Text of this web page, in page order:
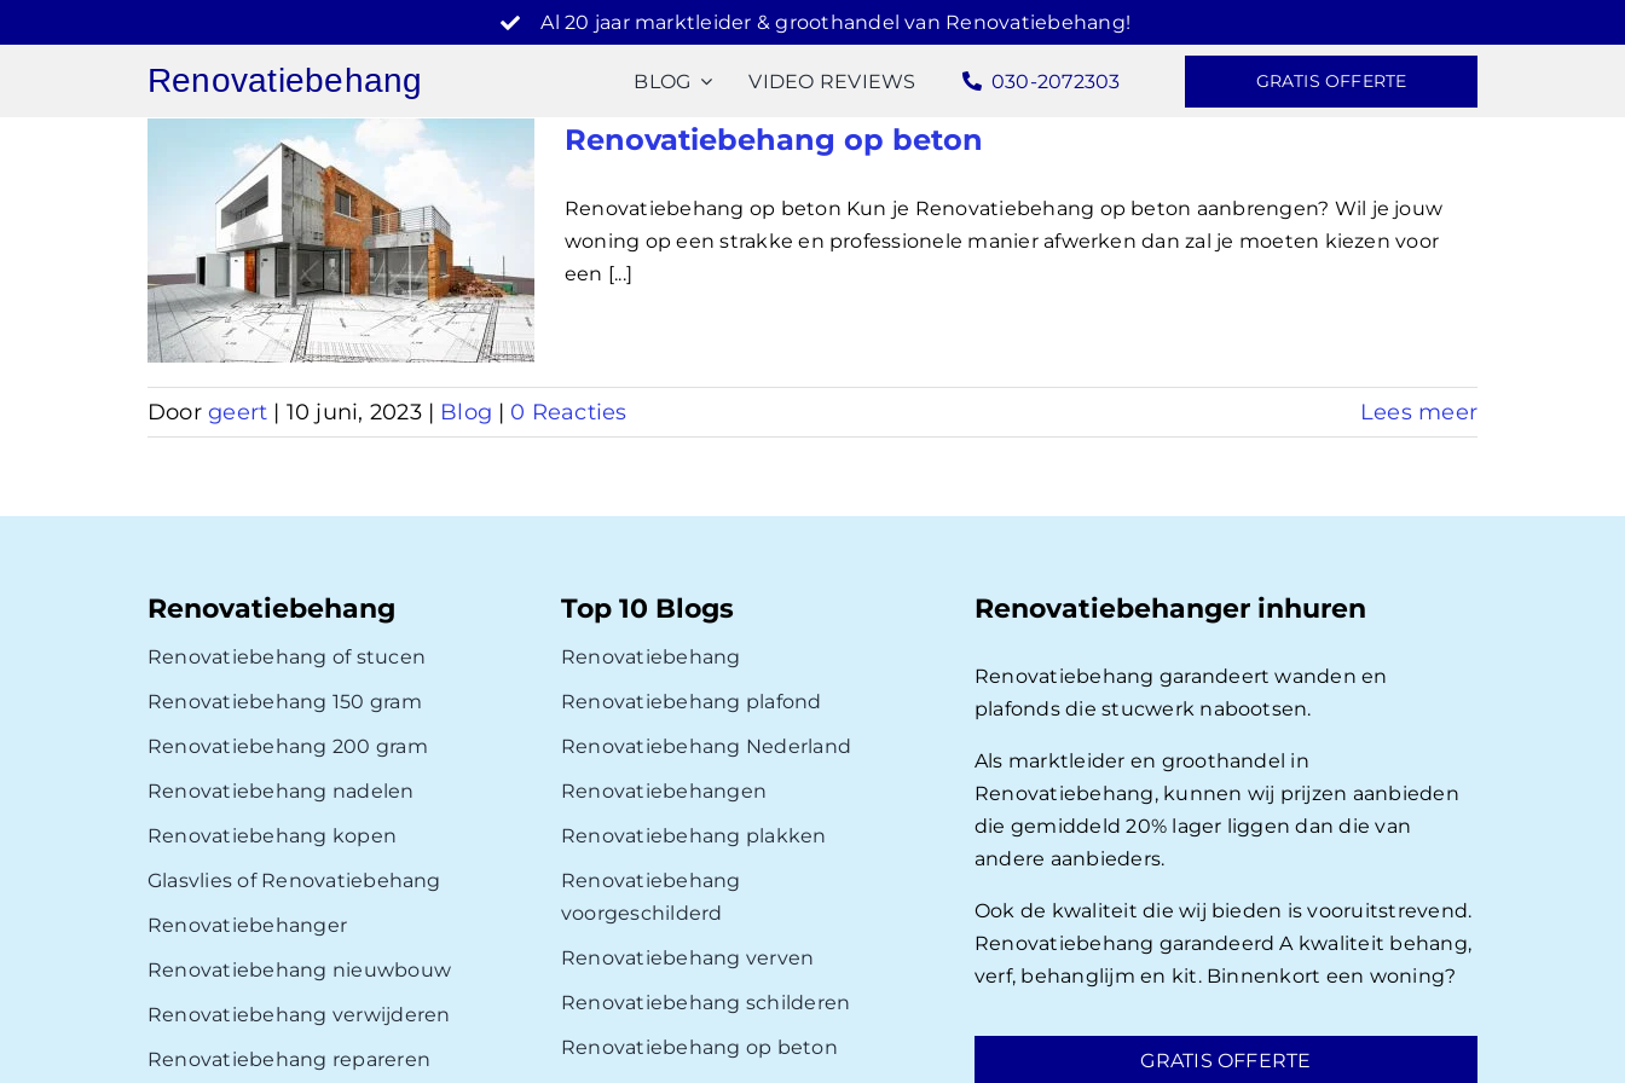
naar
Al 20 jaar marktleider & groothandel van Renovatiebehang!
Renovatiebehang BLOG VIDEO REVIEWS 030-2072303 GRATIS OFFERTE
Renovatiebehang op beton
Renovatiebehang op beton Kun je Renovatiebehang op beton aanbrengen? Wil je jouw
woning op een strakke en professionele manier afwerken dan zal je moeten kiezen voor
een [...]
Doorgeert | 10 juni, 2023 | Blog | 0 Reacties Lees meer
Renovatiebehang
Renovatiebehang of stucen
Renovatiebehang 150 gram
Renovatiebehang 200 gram
Renovatiebehang nadelen
Renovatiebehang kopen
Glasvlies of Renovatiebehang
Renovatiebehanger
Renovatiebehang nieuwbouw
Renovatiebehang verwijderen
Renovatiebehang repareren
Top 10 Blogs
Renovatiebehang
Renovatiebehang plafond
Renovatiebehang Nederland
Renovatiebehangen
Renovatiebehang plakken
Renovatiebehang
voorgeschilderd
Renovatiebehang verven
Renovatiebehang schilderen
Renovatiebehang op beton
Renovatiebehanger inhuren
Renovatiebehang garandeert wanden en
plafonds die stucwerk nabootsen.
Als marktleider en groothandel in
Renovatiebehang, kunnen wij prijzen aanbieden
die gemiddeld 20% lager liggen dan die van
andere aanbieders.
Ook de kwaliteit die wij bieden is vooruitstrevend.
Renovatiebehang garandeerd A kwaliteit behang,
verf, behanglijm en kit. Binnenkort een woning?
GRATIS OFFERTE